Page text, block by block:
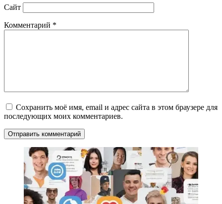
Сайт
Комментарий *
Сохранить моё имя, email и адрес сайта в этом браузере для
последующих моих комментариев.